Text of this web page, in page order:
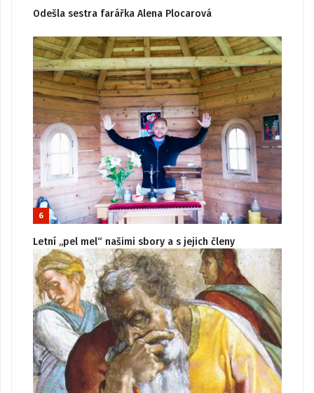
Odešla sestra farářka Alena Plocarová
6
Letní „pel mel“ našimi sbory a s jejich členy